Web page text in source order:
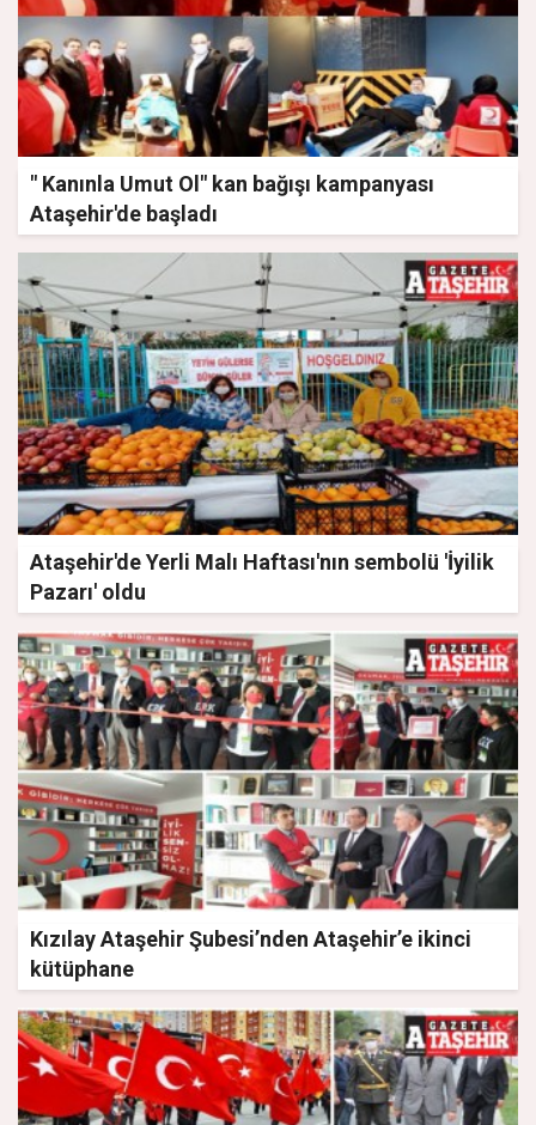
" Kanınla Umut Ol" kan bağışı kampanyası
Ataşehir'de başladı
Ataşehir'de Yerli Malı Haftası'nın sembolü 'İyilik
Pazarı' oldu
Kızılay Ataşehir Şubesi’nden Ataşehir’e ikinci
kütüphane